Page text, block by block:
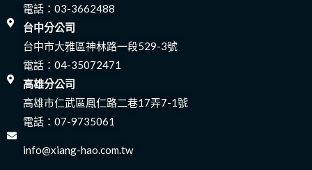
電話： 03-3662488
台中分公司
台中市大雅區神林路一段529-3號
電話： 04-35072471
高雄分公司
高雄市仁武區鳳仁路二巷17弄7-1號
電話： 07-9735061
info@xiang-hao.com.tw